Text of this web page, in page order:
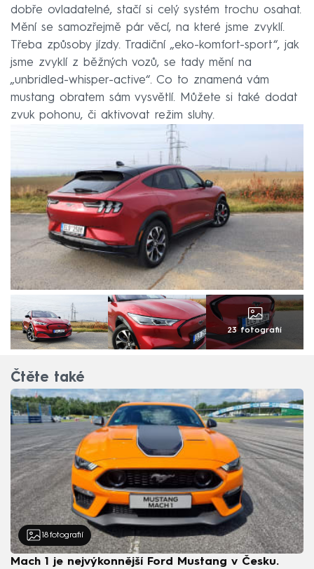
dobře ovladatelné, stačí si celý systém trochu osahat.
Mění se samozřejmě pár věcí, na které jsme zvyklí.
Třeba způsoby jízdy. Tradiční „eko-komfort-sport“, jak
jsme zvyklí z běžných vozů, se tady mění na
„unbridled-whisper-active“. Co to znamená vám
mustang obratem sám vysvětlí. Můžete si také dodat
zvuk pohonu, či aktivovat režim sluhy.
23 fotografií
Čtěte také
18 fotografií
Mach 1 je nejvýkonnější Ford Mustang v Česku.